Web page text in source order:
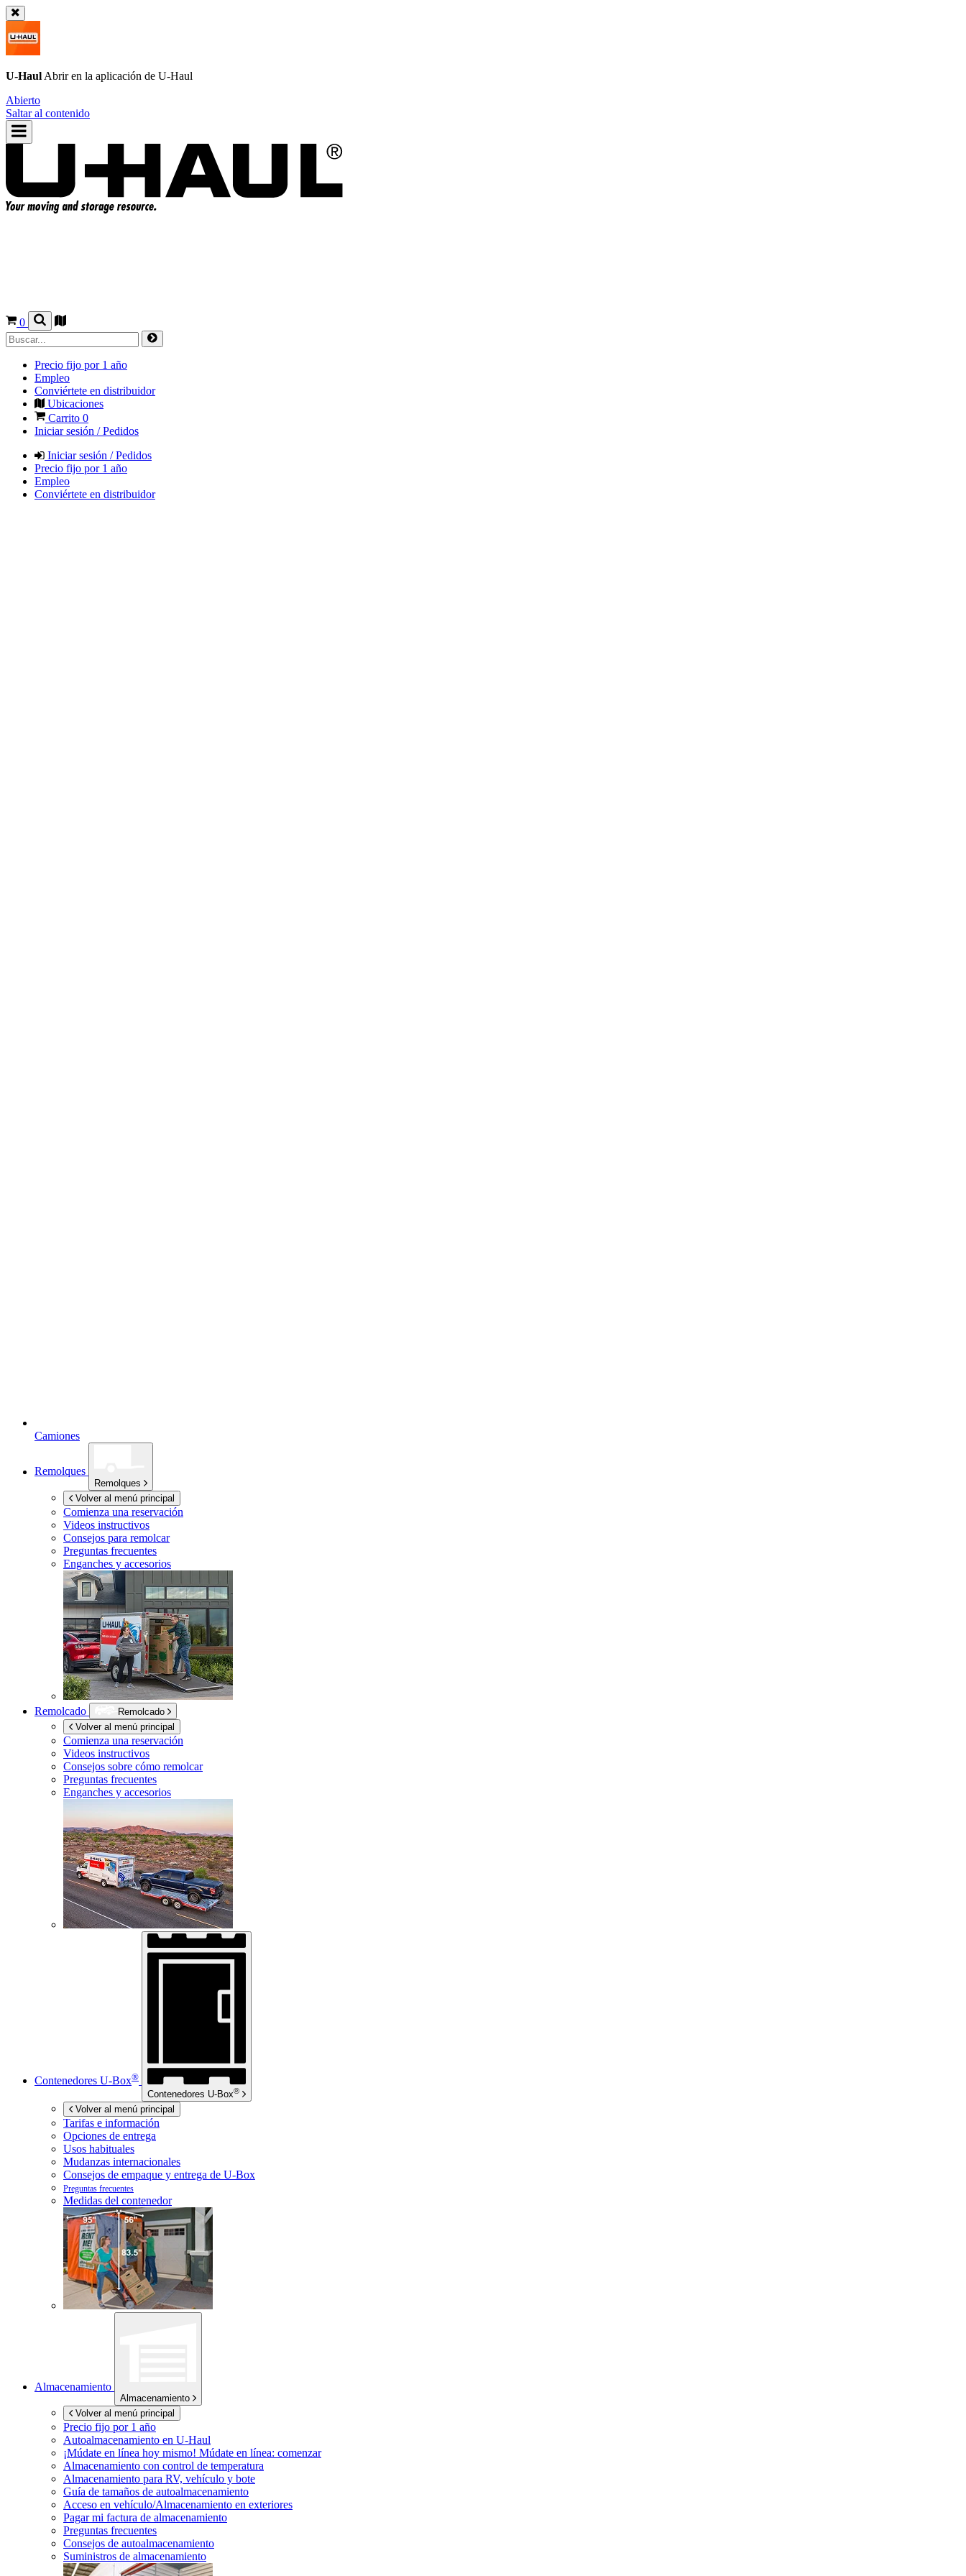
U-Haul Abrir en la aplicación de U-Haul
Abierto
Saltar al contenido
0
Precio fijo por 1 año
Empleo
Conviértete en distribuidor
Ubicaciones
Carrito 0
Iniciar sesión / Pedidos
Iniciar sesión / Pedidos
Precio fijo por 1 año
Empleo
Conviértete en distribuidor
Camiones
Remolques
Remolques
Volver al menú principal
Comienza una reservación
Videos instructivos
Consejos para remolcar
Preguntas frecuentes
Enganches y accesorios
Remolcado
Remolcado
Volver al menú principal
Comienza una reservación
Videos instructivos
Consejos sobre cómo remolcar
Preguntas frecuentes
Enganches y accesorios
Contenedores U-Box®
Contenedores U-Box®
Volver al menú principal
Tarifas e información
Opciones de entrega
Usos habituales
Mudanzas internacionales
Consejos de empaque y entrega de U-Box
Preguntas frecuentes
Medidas del contenedor
Almacenamiento
Almacenamiento
Volver al menú principal
Precio fijo por 1 año
Autoalmacenamiento en U-Haul
¡Múdate en línea hoy mismo! Múdate en línea: comenzar
Almacenamiento con control de temperatura
Almacenamiento para RV, vehículo y bote
Guía de tamaños de autoalmacenamiento
Acceso en vehículo/Almacenamiento en exteriores
Pagar mi factura de almacenamiento
Preguntas frecuentes
Consejos de autoalmacenamiento
Suministros de almacenamiento